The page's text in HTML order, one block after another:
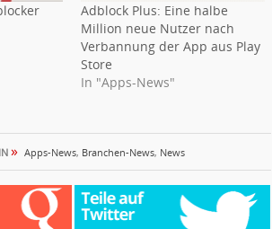
Adblock Plus: Eine halbe
Million neue Nutzer nach
Verbannung der App aus Play
Store
In "Apps-News"
» Apps-News, Branchen-News, News